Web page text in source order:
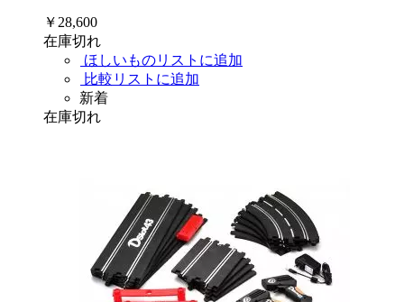
￥28,600
在庫切れ
ほしいものリストに追加
比較リストに追加
新着
在庫切れ